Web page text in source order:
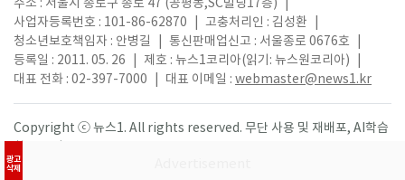
광고
삭제
사업자등록번호 : 101-86-62870
고충처리인 : 김성환
청소년보호책임자 : 안병길
통신판매업신고 : 서울종로 0676호
등록일 : 2011. 05. 26
제호 : 뉴스1코리아(읽기: 뉴스원코리아)
대표 전화 : 02-397-7000
대표 이메일 : webmaster@news1.kr
Copyright ⓒ 뉴스1. All rights reserved. 무단 사용 및 재배포, AI학습
활용 금지.